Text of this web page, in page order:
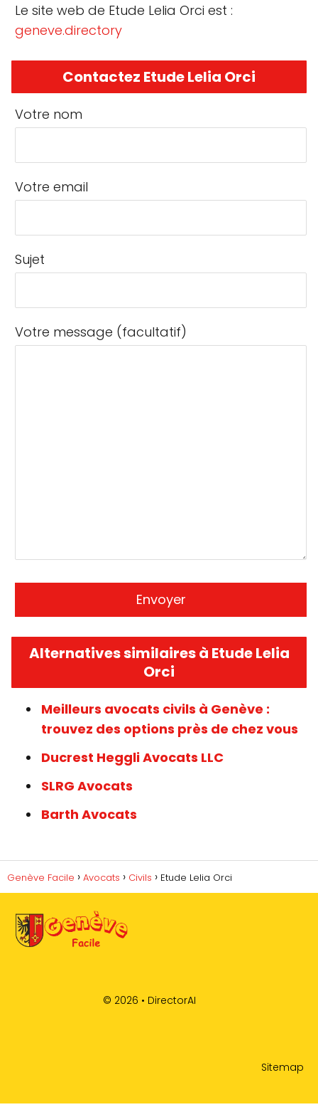
Le site web de Etude Lelia Orci est :
geneve.directory
Contactez Etude Lelia Orci
Votre nom
Votre email
Sujet
Votre message (facultatif)
Alternatives similaires à Etude Lelia
Orci
Meilleurs avocats civils à Genève :
trouvez des options près de chez vous
Ducrest Heggli Avocats LLC
SLRG Avocats
Barth Avocats
Genève Facile Avocats Civils Etude Lelia Orci
© 2026 • DirectorAI
Sitemap